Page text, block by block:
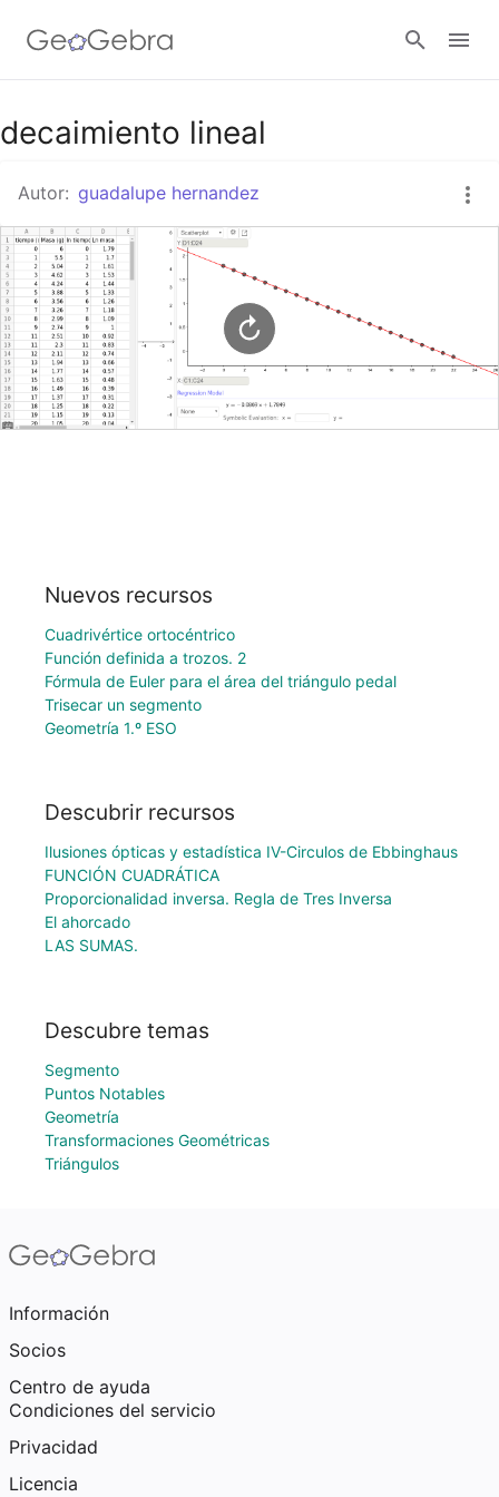
Google Classroom
GeoGebra Classroom
Abrir sesión
decaimiento lineal
Autor: guadalupe hernandez
Nuevos recursos
Cuadrivértice ortocéntrico
Función definida a trozos. 2
Fórmula de Euler para el área del triángulo pedal
Trisecar un segmento
Geometría 1.º ESO
Descubrir recursos
Ilusiones ópticas y estadística IV-Circulos de Ebbinghaus
FUNCIÓN CUADRÁTICA
Proporcionalidad inversa. Regla de Tres Inversa
El ahorcado
LAS SUMAS.
Descubre temas
Segmento
Puntos Notables
Geometría
Transformaciones Geométricas
Triángulos
Información
Socios
Centro de ayuda
Condiciones del servicio
Privacidad
Licencia